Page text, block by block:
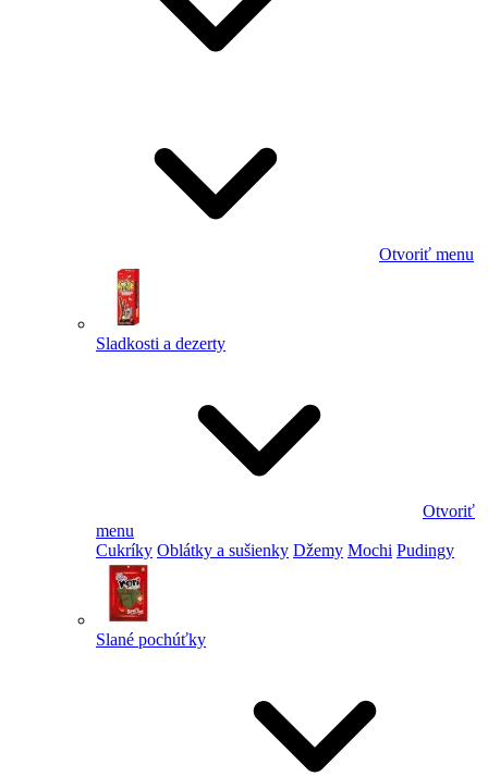
Otvoriť menu
Sladkosti a dezerty
Otvoriť
menu
Cukríky Oblátky a sušienky Džemy Mochi Pudingy
Slané pochúťky